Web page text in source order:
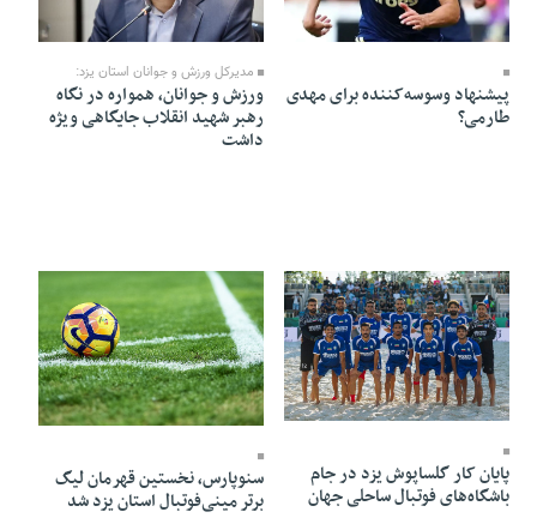
18 Mordad 1405 - 09:35
پیشنهاد وسوسه‌کننده برای مهدی
طارمی؟
14 Mordad 1405 - 20:35
مدیرکل ورزش و جوانان استان یزد:
ورزش و جوانان، همواره در نگاه
رهبر شهید انقلاب جایگاهی ویژه
داشت
13 Mordad 1405 - 11:18
پایان کار گلساپوش یزد در جام
باشگاه‌های فوتبال ساحلی جهان
12 Mordad 1405 - 18:50
سنوپارس، نخستین قهرمان لیگ
برتر مینی‌فوتبال استان یزد شد